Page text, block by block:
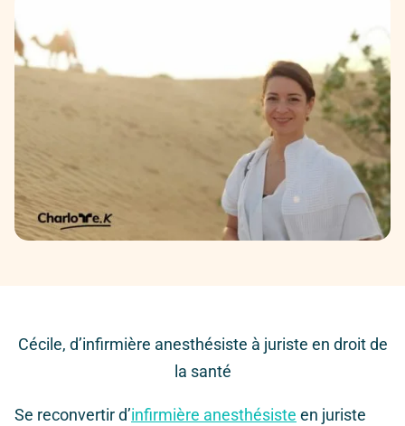
Cécile, d’infirmière anesthésiste à juriste en droit de
la santé
Se reconvertir d’infirmière anesthésiste en juriste